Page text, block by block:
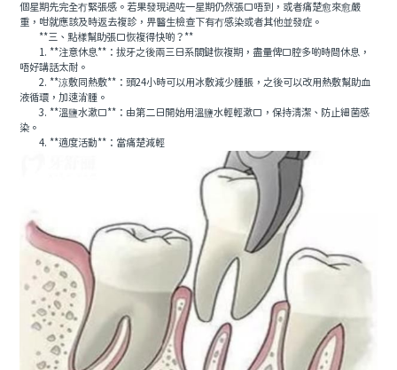
個星期先完全冇緊張感。若果發現過咗一星期仍然張口唔到，或者痛楚愈來愈嚴
重，咁就應該及時返去複診，畀醫生檢查下有冇感染或者其他並發症。
**三、點樣幫助張口恢複得快啲？**
1. **注意休息**：拔牙之後兩三日系關鍵恢複期，盡量俾口腔多啲時間休息，
唔好講話太耐。
2. **涼敷同熱敷**：頭24小時可以用冰敷減少腫脹，之後可以改用熱敷幫助血
液循環，加速消腫。
3. **溫鹽水漱口**：由第二日開始用溫鹽水輕輕漱口，保持清潔、防止細菌感
染。
4. **適度活動**：當痛楚減輕